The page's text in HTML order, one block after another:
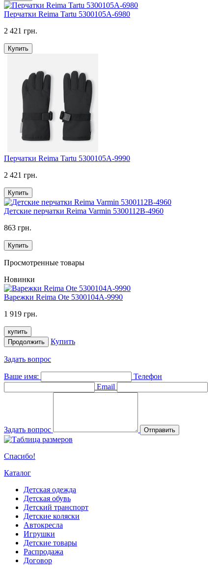
Перчатки Reima Tartu 5300105A-6980
2 421 грн.
Купить
Перчатки Reima Tartu 5300105A-9990
2 421 грн.
Купить
Детские перчатки Reima Varmin 5300112B-4960
863 грн.
Купить
Просмотренные товары
Новинки
Варежки Reima Ote 5300104A-9990
1 919 грн.
купить
Продолжить
Купить
Задать вопрос
Ваше имя:
Телефон
Email
Задать вопрос Отправить
Спасибо!
Каталог
Детская одежда
Детская обувь
Детский транспорт
Детские коляски
Автокресла
Игрушки
Детские товары
Распродажа
Договор